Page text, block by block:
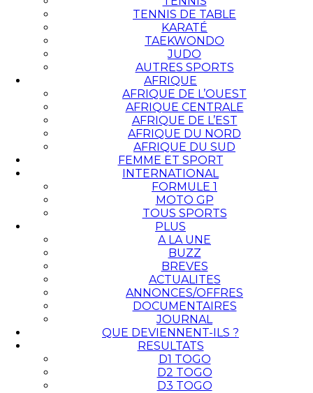
TENNIS DE TABLE
KARATÉ
TAEKWONDO
JUDO
AUTRES SPORTS
AFRIQUE
AFRIQUE DE L’OUEST
AFRIQUE CENTRALE
AFRIQUE DE L’EST
AFRIQUE DU NORD
AFRIQUE DU SUD
FEMME ET SPORT
INTERNATIONAL
FORMULE 1
MOTO GP
TOUS SPORTS
PLUS
A LA UNE
BUZZ
BREVES
ACTUALITES
ANNONCES/OFFRES
DOCUMENTAIRES
JOURNAL
QUE DEVIENNENT-ILS ?
RESULTATS
D1 TOGO
D2 TOGO
D3 TOGO